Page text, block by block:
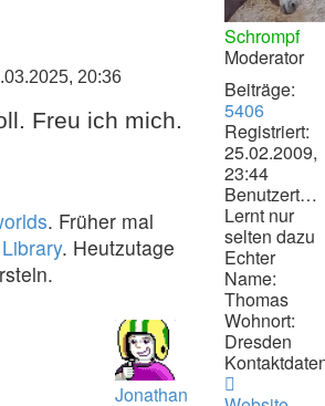
Schrompf
Moderator
Beiträge:
5406
Registriert:
25.02.2009,
23:44
Benutzertext:
Lernt nur
selten dazu
Echter
Name:
Thomas
Wohnort:
Dresden
20:36
Freu ich mich.
. Früher mal
. Heutzutage
Jonathan